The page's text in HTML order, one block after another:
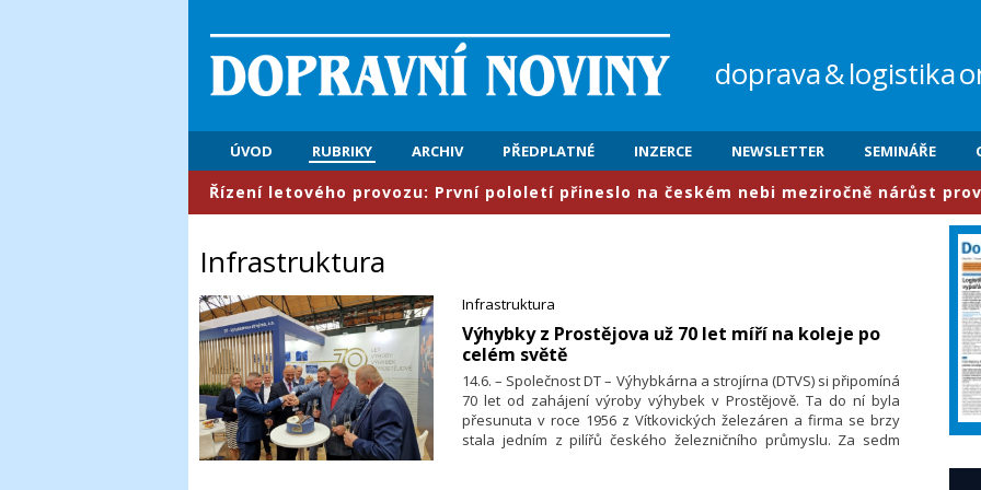
doprava&logistika
ÚVOD RUBRIKY ARCHIV PŘEDPLATNÉ INZERCE NEWSLETTER SEMINÁŘE
​Řízení letového provozu: První pololetí přineslo na českém nebi meziročně nárůst provozu o 6,3
Infrastruktura
Infrastruktura
​Výhybky z Prostějova už 70 let míří na koleje po
celém světě
14.6. – Společnost DT – Výhybkárna a strojírna (DTVS) si připomíná
70 let od zahájení výroby výhybek v Prostějově. Ta do ní byla
přesunuta v roce 1956 z Vítkovických železáren a firma se brzy
stala jedním z pilířů českého železničního průmyslu. Za sedm